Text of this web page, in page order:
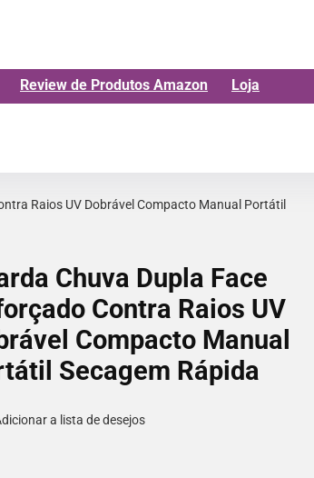
Review de Produtos Amazon Loja
Raios UV Dobrável Compacto Manual Portátil
Chuva Dupla Face
Contra Raios UV
Compacto Manual
Secagem Rápida
a lista de desejos